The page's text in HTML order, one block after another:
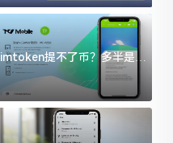
imtoken提不了币？多半是这
几件事没处理好